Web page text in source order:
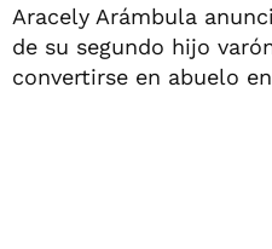
Aracely Arámbula
de su segundo hijo
convertirse en abuelo